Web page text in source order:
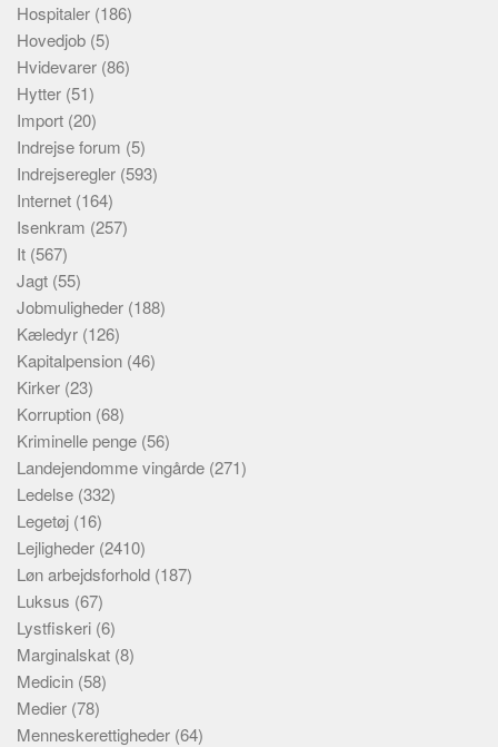
Hospitaler (186)
Hovedjob (5)
Hvidevarer (86)
Hytter (51)
Import (20)
Indrejse forum (5)
Indrejseregler (593)
Internet (164)
Isenkram (257)
It (567)
Jagt (55)
Jobmuligheder (188)
Kæledyr (126)
Kapitalpension (46)
Kirker (23)
Korruption (68)
Kriminelle penge (56)
Landejendomme vingårde (271)
Ledelse (332)
Legetøj (16)
Lejligheder (2410)
Løn arbejdsforhold (187)
Luksus (67)
Lystfiskeri (6)
Marginalskat (8)
Medicin (58)
Medier (78)
Menneskerettigheder (64)